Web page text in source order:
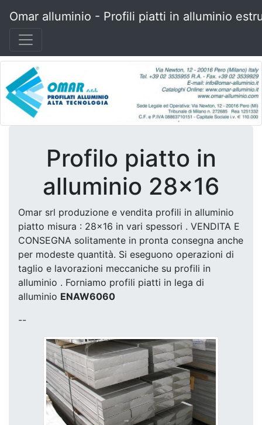
Omar alluminio - Profili piatti in alluminio
Profilo piatto in
alluminio 28x16
Omar srl produzione e vendita profili in alluminio
piatto misura : 28x16 in vari spessori . VENDITA E
CONSEGNA solitamente in pronta consegna anche
per modeste quantità. Si eseguono operazioni di
taglio e lavorazioni meccaniche su profili in
alluminio . Forniamo profili piatti in lega di
alluminio ENAW6060
--